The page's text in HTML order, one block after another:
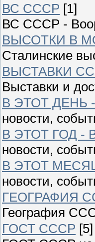
ВС СССР [1]
ВС СССР -
ВЫСОТКИ В
Сталинские
ВЫСТАВКИ
Выставки и
В ЭТОТ ДЕНЬ
новости,
В ЭТОТ ГОД -
новости,
В ЭТОТ
новости,
ГЕОГРАФИЯ
География
ГОСТ СССР [5]